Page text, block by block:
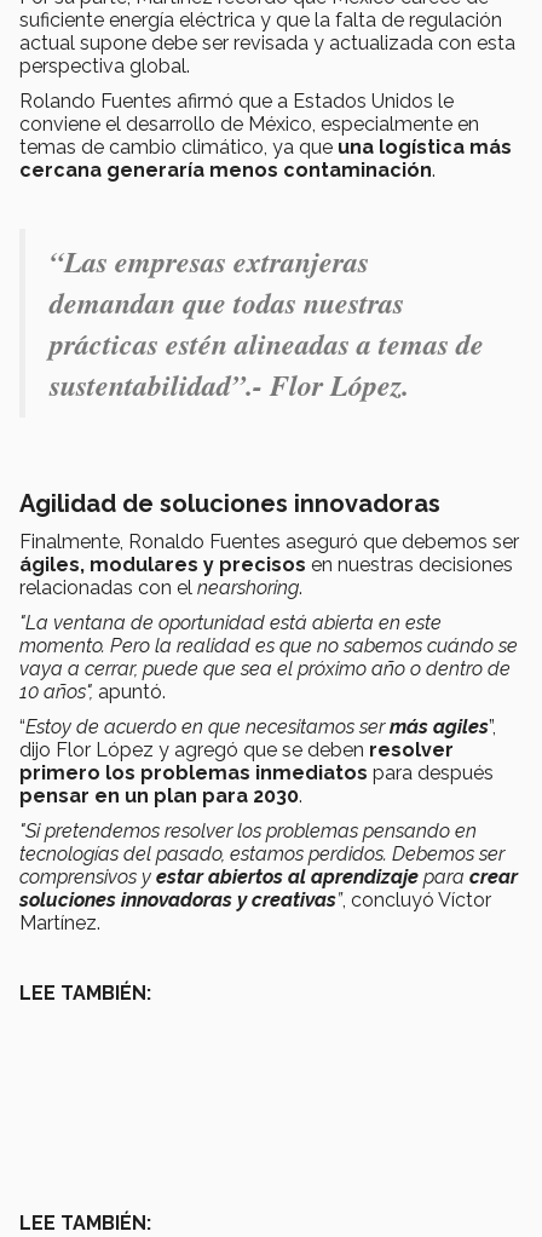
suficiente energía eléctrica y que la falta de regulación
actual supone debe ser revisada y actualizada con esta
perspectiva global.
Rolando Fuentes afirmó que a Estados Unidos le
conviene el desarrollo de México, especialmente en
temas de cambio climático, ya que una logística más
cercana generaría menos contaminación.
“Las empresas extranjeras
demandan que todas nuestras
prácticas estén alineadas a temas de
sustentabilidad”.-Flor López.
Agilidad de soluciones innovadoras
Finalmente, Ronaldo Fuentes aseguró que debemos ser
ágiles, modulares y precisos en nuestras decisiones
relacionadas con el nearshoring.
"La ventana de oportunidad está abierta en este
momento. Pero la realidad es que no sabemos cuándo se
vaya a cerrar, puede que sea el próximo año o dentro de
10 años", apuntó.
“Estoy de acuerdo en que necesitamos sermás agiles”,
dijo Flor López y agregó que se deben resolver
primero los problemas inmediatos para después
pensar en un plan para 2030.
"Si pretendemos resolver los problemas pensando en
tecnologías del pasado, estamos perdidos. Debemos ser
comprensivos y estar abiertos al aprendizaje para crear
soluciones innovadoras y creativas”, concluyó Víctor
Martínez.
LEE TAMBIÉN:
LEE TAMBIÉN: